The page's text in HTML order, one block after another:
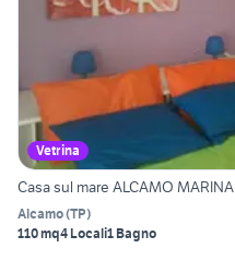
Vetrina
Casa sul mare ALCAMO MARINA
Alcamo(TP)
110 mq4 Locali1 Bagno